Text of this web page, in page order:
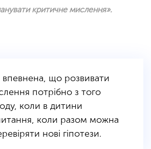
критичне мислення».
що розвивати
потрібно з того
коли в дитини
коли разом можна
нові гіпотези.